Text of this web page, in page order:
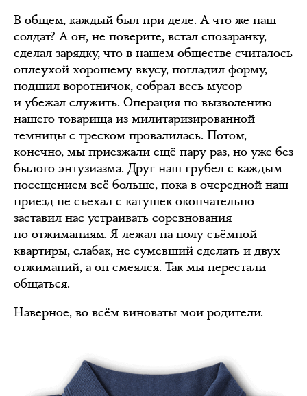
В общем, каждый был при деле. А что же наш
солдат? А он, не поверите, встал спозаранку,
сделал зарядку, что в нашем обществе считалось
оплеухой хорошему вкусу, погладил форму,
подшил воротничок, собрал весь мусор
и убежал служить. Операция по вызволению
нашего товарища из милитаризированной
темницы с треском провалилась. Потом,
конечно, мы приезжали ещё пару раз, но уже без
былого энтузиазма. Друг наш грубел с каждым
посещением всё больше, пока в очередной наш
приезд не съехал с катушек окончательно —
заставил нас устраивать соревнования
по отжиманиям. Я лежал на полу съёмной
квартиры, слабак, не сумевший сделать и двух
отжиманий, а он смеялся. Так мы перестали
общаться.
Наверное, во всём виноваты мои родители.